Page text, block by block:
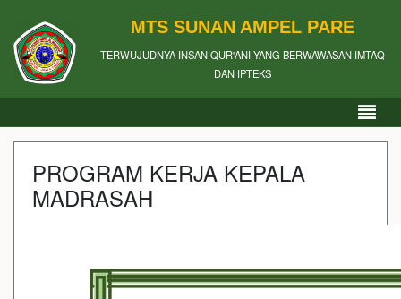
MTS SUNAN AMPEL PARE
TERWUJUDNYA INSAN QUR'ANI YANG BERWAWASAN IMTAQ
DAN IPTEKS
PROGRAM KERJA KEPALA
MADRASAH